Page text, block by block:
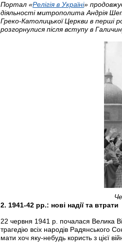
Портал «Релігія в Україні»
діяльності митрополита Андрія
Греко-Католицької Церкви в перші
розгорнулися після вступу в
2. 1941-42 рр.: нові надії та втрати
22 червня 1941 р. почалася Велика
трагедію всіх народів Радянського
мати хоч яку-небудь користь з цієї